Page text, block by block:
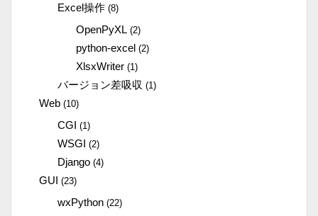
Excel操作 (8)
OpenPyXL (2)
python-excel (2)
XlsxWriter (1)
バージョン差吸収 (1)
Web (10)
CGI (1)
WSGI (2)
Django (4)
GUI (23)
wxPython (22)